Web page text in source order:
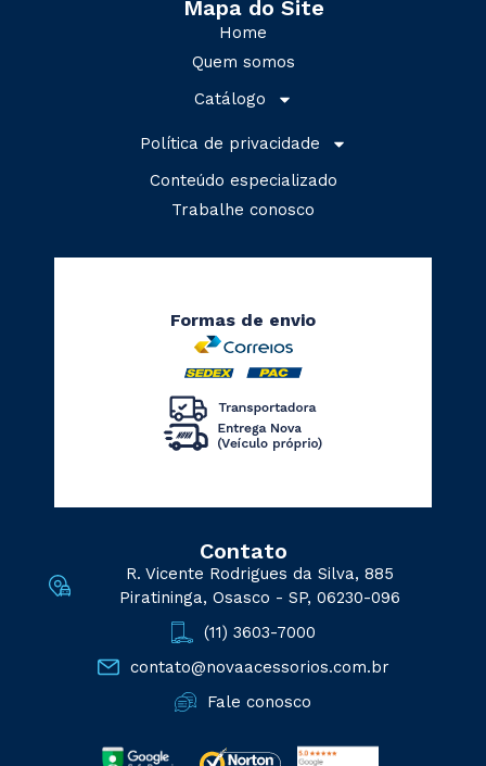
Mapa do Site
Home
Quem somos
Catálogo
Política de privacidade
Conteúdo especializado
Trabalhe conosco
Formas de envio
Contato
R. Vicente Rodrigues da Silva, 885
Piratininga, Osasco - SP, 06230-096
(11) 3603-7000
contato@novaacessorios.com.br
Fale conosco